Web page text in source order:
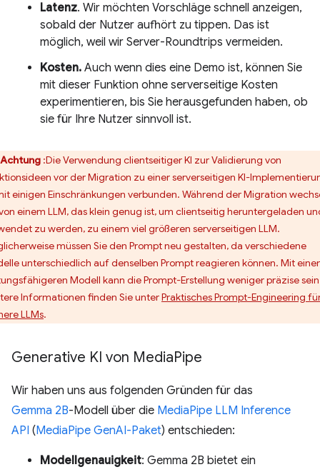
Latenz. Wir möchten Vorschläge schnell anzeigen,
sobald der Nutzer aufhört zu tippen. Das ist
möglich, weil wir Server-Roundtrips vermeiden.
Kosten. Auch wenn dies eine Demo ist, können Sie
mit dieser Funktion ohne serverseitige Kosten
experimentieren, bis Sie herausgefunden haben, ob
sie für Ihre Nutzer sinnvoll ist.
Achtung :Die Verwendung clientseitiger KI zur Validierung von
vor der Migration zu einer serverseitigen KI-
einigen Einschränkungen verbunden. Während der Migration
einem LLM, das klein genug ist, um clientseitig heruntergeladen
zu werden, zu einem viel größeren serverseitigen LLM.
müssen Sie den Prompt neu gestalten, da verschiedene
unterschiedlich auf denselben Prompt reagieren können. Mit
Modell kann die Prompt-Erstellung weniger präzise
Informationen finden Sie unterPraktisches Prompt-Engineering
LLMs.
Generative KI von MediaPipe
Wir haben uns aus folgenden Gründen für das
Gemma 2B-Modell über die MediaPipe LLM Inference
API (MediaPipe GenAI-Paket) entschieden:
Modellgenauigkeit: Gemma 2B bietet ein